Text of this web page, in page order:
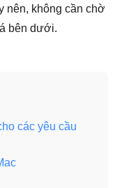
nên, không cần chờ
bên dưới.
các yêu cầu